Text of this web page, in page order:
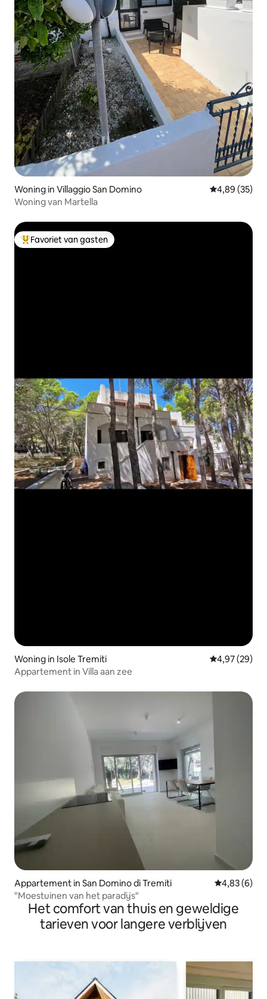
Woning in Villaggio San Domino Gemiddelde
4,89 (35)
Woning van Martella
Topfavoriet van gasten
Favoriet van gasten
Woning in Isole Tremiti Gemiddelde
4,97 (29)
Appartement in Villa aan zee
Appartement in San Domino di Tremiti Gemiddelde
4,83 (6)
"Moestuinen van het paradijs"
Het comfort van thuis en geweldige
tarieven voor langere verblijven